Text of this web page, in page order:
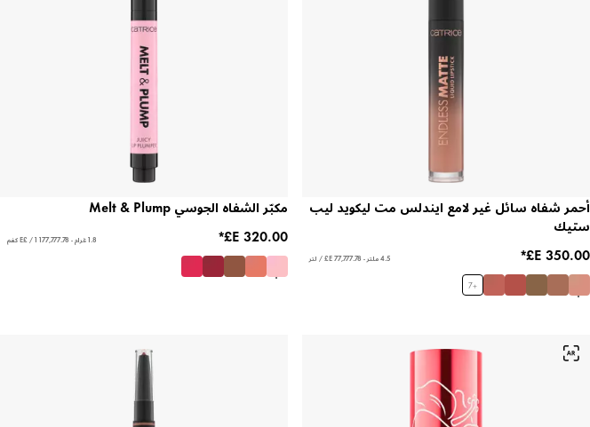
أحمر شفاه سائل غير لامع ايندلس مت ليكويد ليب
ستيك
4.5 ملتر - ‏77,777.78 E£ / لتر
+
7
مكبّر الشفاه الجوسي Melt & Plump
1.8 غرام - ‏177,777.78 E£ / 1 كغم